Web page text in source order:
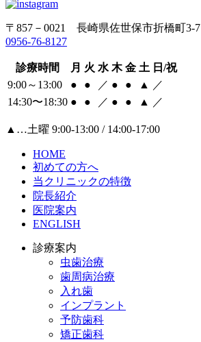
〒857－0021 長崎県佐世保市折橋町3-7
0956-76-8127
診療時間 月 火 水 木 金 土 日/祝
9:00～13:00
● ● ／ ● ● ▲
／
14:30〜18:30 ● ● ／ ● ● ▲ ／
▲ …土曜 9:00-13:00 / 14:00-17:00
HOME
初めての方へ
当クリニックの特徴
院長紹介
医院案内
ENGLISH
診療案内
虫歯治療
歯周病治療
入れ歯
インプラント
予防歯科
矯正歯科